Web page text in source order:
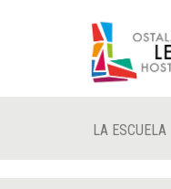
LA ESCUELA